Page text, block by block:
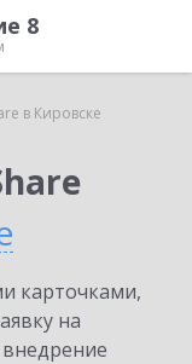
8
в Кировске
карточками,
на